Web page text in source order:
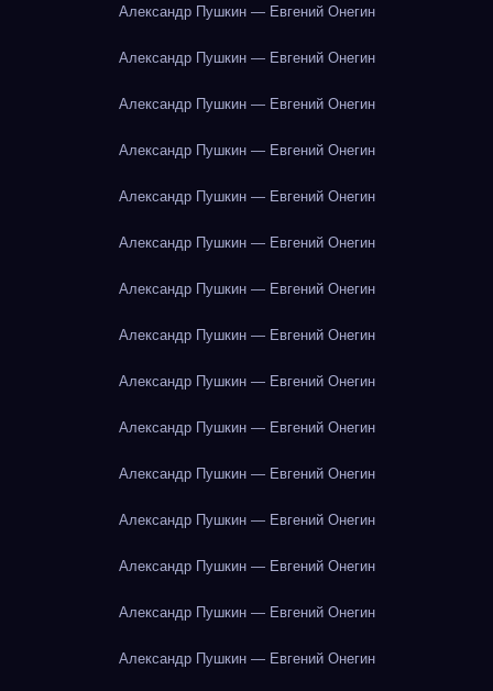
Александр Пушкин — Евгений Онегин
Александр Пушкин — Евгений Онегин
Александр Пушкин — Евгений Онегин
Александр Пушкин — Евгений Онегин
Александр Пушкин — Евгений Онегин
Александр Пушкин — Евгений Онегин
Александр Пушкин — Евгений Онегин
Александр Пушкин — Евгений Онегин
Александр Пушкин — Евгений Онегин
Александр Пушкин — Евгений Онегин
Александр Пушкин — Евгений Онегин
Александр Пушкин — Евгений Онегин
Александр Пушкин — Евгений Онегин
Александр Пушкин — Евгений Онегин
Александр Пушкин — Евгений Онегин